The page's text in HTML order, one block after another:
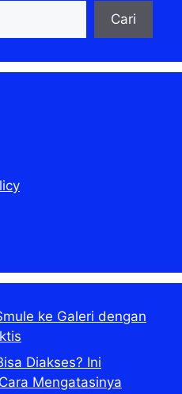
Cari
ke Galeri dengan
Diakses? Ini
Mengatasinya